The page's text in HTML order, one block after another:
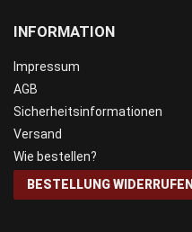
INFORMATION
Impressum
AGB
Sicherheitsinformationen
Versand
Wie bestellen?
BESTELLUNG WIDERRUFEN